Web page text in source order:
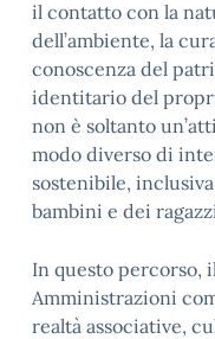
il contatto con la
dell’ambiente, la
conoscenza del
identitario del
non è soltanto
modo diverso di
sostenibile,
bambini e dei
In questo percorso,
Amministrazioni
realtà associative,